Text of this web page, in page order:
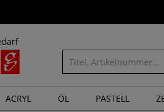
ACRYL ÖL PASTELL